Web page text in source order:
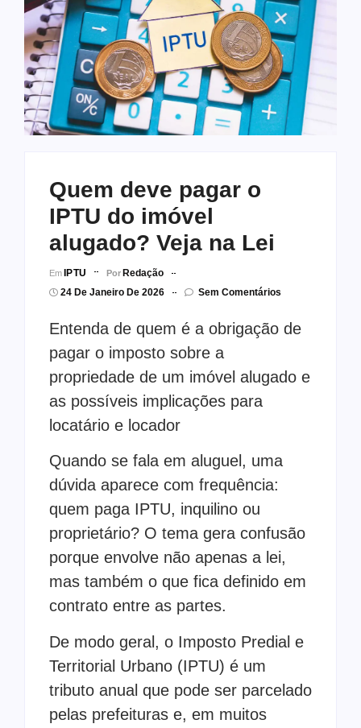
Quem deve pagar o
IPTU do imóvel
alugado? Veja na Lei
EmIPTU PorRedação
24 De Janeiro De 2026
Sem Comentários
Entenda de quem é a obrigação de
pagar o imposto sobre a
propriedade de um imóvel alugado e
as possíveis implicações para
locatário e locador
Quando se fala em aluguel, uma
dúvida aparece com frequência:
quem paga IPTU, inquilino ou
proprietário? O tema gera confusão
porque envolve não apenas a lei,
mas também o que fica definido em
contrato entre as partes.
De modo geral, o Imposto Predial e
Territorial Urbano (IPTU) é um
tributo anual que pode ser parcelado
pelas prefeituras e, em muitos